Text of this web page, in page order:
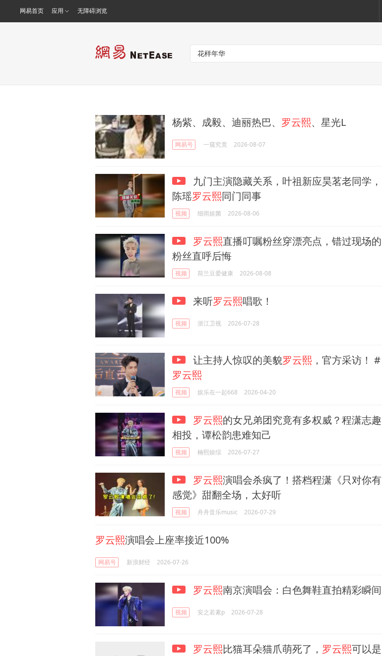
网易首页 应用 无障碍浏览
杨紫、成毅、迪丽热巴、 罗云熙、星光L
网易号 一窥究竟 2026-08-07
九门主演隐藏关系，叶祖新应昊茗老同学，
陈瑶罗云熙同门同事
视频 细雨娱菌 2026-08-06
罗云熙直播叮嘱粉丝穿漂亮点，错过现场的
粉丝直呼后悔
视频 荷兰豆爱健康 2026-08-08
来听罗云熙唱歌！
视频 浙江卫视 2026-07-28
让主持人惊叹的美貌罗云熙 ，官方采访！ #
罗云熙
视频 娱乐在一起668 2026-04-20
罗云熙的女兄弟团究竟有多权威？程潇志趣
相投，谭松韵患难知己
视频 楠熙娱综 2026-07-27
罗云熙演唱会杀疯了！搭档程潇《只对你有
感觉》甜翻全场，太好听
视频 舟舟音乐music 2026-07-29
罗云熙演唱会上座率接近100%
网易号 新浪财经 2026-07-26
罗云熙南京演唱会：白色舞鞋直拍精彩瞬间
视频 安之若素p 2026-07-28
罗云熙比猫耳朵猫爪萌死了， 罗云熙可以是